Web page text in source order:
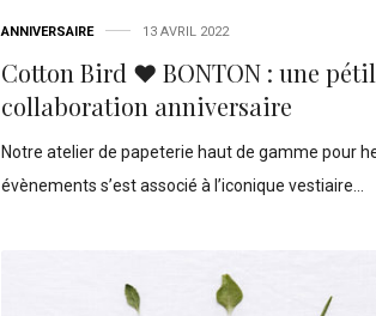
ANNIVERSAIRE 13 AVRIL 2022
Cotton Bird ♥ BONTON : une
collaboration anniversaire
Notre atelier de papeterie haut de gamme pour
évènements s’est associé à l’iconique vestiaire…